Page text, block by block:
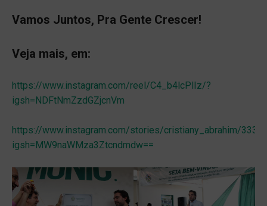
Vamos Juntos, Pra Gente Crescer!
Veja mais, em:
https://www.instagram.com/reel/C4_b4lcPlIz/?
igsh=NDFtNmZzdGZjcnVm
https://www.instagram.com/stories/cristiany_abrahim/
igsh=MW9naWMza3Ztcndmdw==